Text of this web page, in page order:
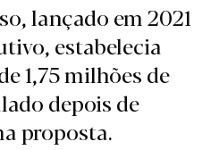
lançado em 2021
estabelecia
1,75 milhões de
depois de
proposta.